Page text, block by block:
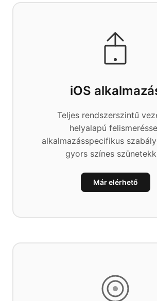
iOS
Teljes rendszerszintű
helyalapú
alkalmazásspecifikus
gyors színes
Már elérhető